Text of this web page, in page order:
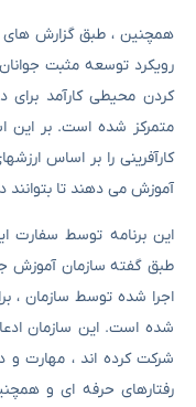
همچنین ، طبق گزارش های
کردن محیطی کارآمد
متمرکز شده است. بر این
کارآفرینی را بر اساس
آموزش می دهند تا
این برنامه توسط سفارت
طبق گفته سازمان آموزش
اجرا شده توسط سازمان ،
شرکت کرده اند ، مهارت
رفتارهای حرفه ای و